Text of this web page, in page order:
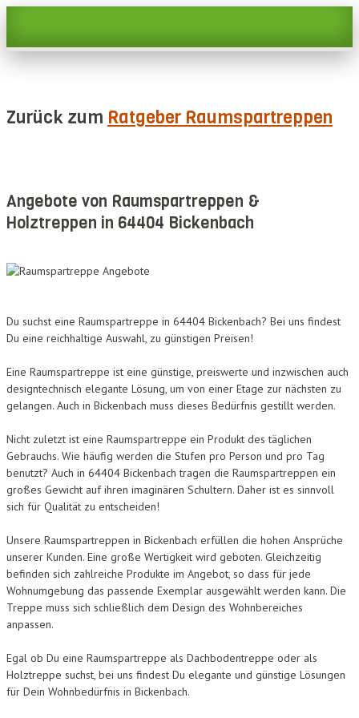
Zurück zum Ratgeber Raumspartreppen
Angebote von Raumspartreppen &
Holztreppen in 64404 Bickenbach
Du suchst eine Raumspartreppe in 64404 Bickenbach? Bei uns findest
Du eine reichhaltige Auswahl, zu günstigen Preisen!
Eine Raumspartreppe ist eine günstige, preiswerte und inzwischen auch
designtechnisch elegante Lösung, um von einer Etage zur nächsten zu
gelangen. Auch in Bickenbach muss dieses Bedürfnis gestillt werden.
Nicht zuletzt ist eine Raumspartreppe ein Produkt des täglichen
Gebrauchs. Wie häufig werden die Stufen pro Person und pro Tag
benutzt? Auch in 64404 Bickenbach tragen die Raumspartreppen ein
großes Gewicht auf ihren imaginären Schultern. Daher ist es sinnvoll
sich für Qualität zu entscheiden!
Unsere Raumspartreppen in Bickenbach erfüllen die hohen Ansprüche
unserer Kunden. Eine große Wertigkeit wird geboten. Gleichzeitig
befinden sich zahlreiche Produkte im Angebot, so dass für jede
Wohnumgebung das passende Exemplar ausgewählt werden kann. Die
Treppe muss sich schließlich dem Design des Wohnbereiches
anpassen.
Egal ob Du eine Raumspartreppe als Dachbodentreppe oder als
Holztreppe suchst, bei uns findest Du elegante und günstige Lösungen
für Dein Wohnbedürfnis in Bickenbach.